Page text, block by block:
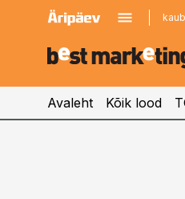
kinnisvarauudised.ee
logistikauudised.ee
Avaleht Kõik lood